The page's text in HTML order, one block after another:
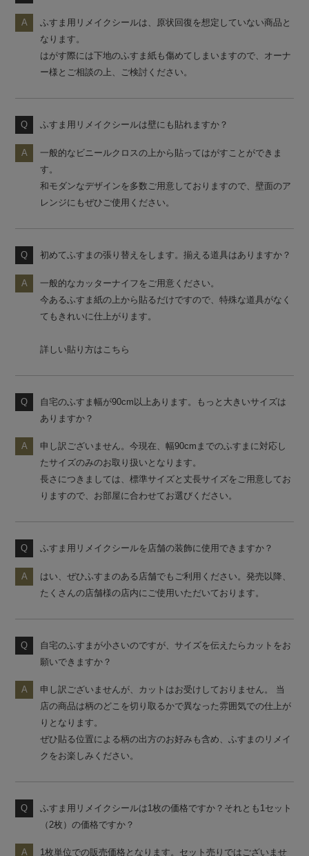
ふすま用リメイクシールは、原状回復を想定していない商品と
なります。
はがす際には下地のふすま紙も傷めてしまいますので、オーナ
ー様とご相談の上、ご検討ください。
ふすま用リメイクシールは壁にも貼れますか？
一般的なビニールクロスの上から貼ってはがすことができま
す。
和モダンなデザインを多数ご用意しておりますので、壁面のア
レンジにもぜひご使用ください。
初めてふすまの張り替えをします。揃える道具はありますか？
一般的なカッターナイフをご用意ください。
今あるふすま紙の上から貼るだけですので、特殊な道具がなく
てもきれいに仕上がります。
詳しい貼り方はこちら
自宅のふすま幅が90cm以上あります。もっと大きいサイズは
ありますか？
申し訳ございません。今現在、幅90cmまでのふすまに対応し
たサイズのみのお取り扱いとなります。
長さにつきましては、標準サイズと丈長サイズをご用意してお
りますので、お部屋に合わせてお選びください。
ふすま用リメイクシールを店舗の装飾に使用できますか？
はい、ぜひふすまのある店舗でもご利用ください。発売以降、
たくさんの店舗様の店内にご使用いただいております。
自宅のふすまが小さいのですが、サイズを伝えたらカットをお
願いできますか？
申し訳ございませんが、カットはお受けしておりません。 当
店の商品は柄のどこを切り取るかで異なった雰囲気での仕上が
りとなります。
ぜひ貼る位置による柄の出方のお好みも含め、ふすまのリメイ
クをお楽しみください。
ふすま用リメイクシールは1枚の価格ですか？それとも1セット
（2枚）の価格ですか？
1枚単位での販売価格となります。セット売りではございませ